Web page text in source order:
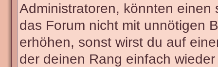
Administratoren, könnten
das Forum nicht mit unnötigen
erhöhen, sonst wirst du auf
der deinen Rang einfach